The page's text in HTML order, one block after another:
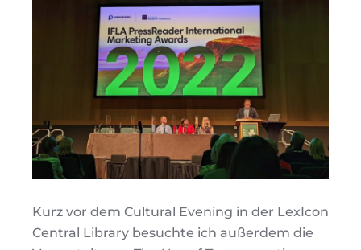
Kurz vor dem Cultural Evening in der LexIcon
Central Library besuchte ich außerdem die